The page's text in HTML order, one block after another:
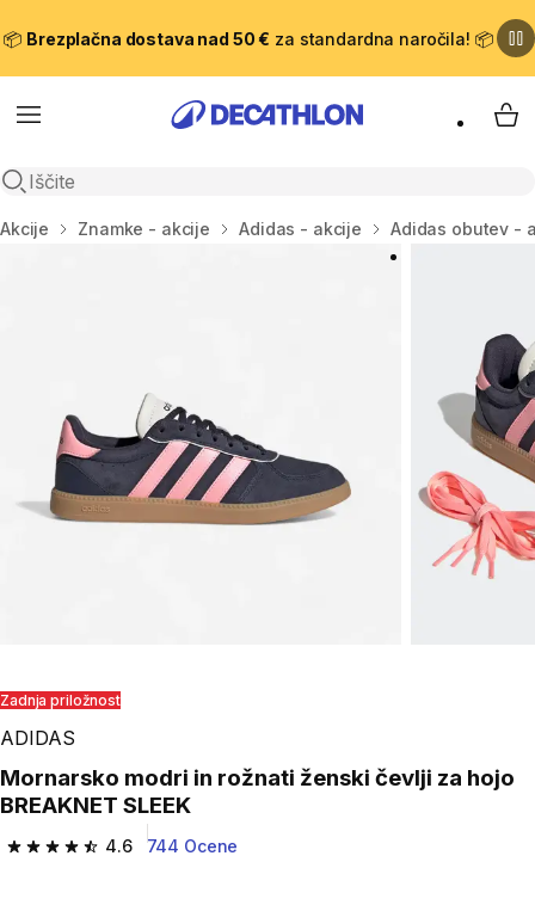
📦 Brezplačna dostava nad 50 € za standardna naročila! 📦
Meni
Odpri iskanje
Domov
Akcije Znamke - akcije Adidas - akcije Adidas obutev -
Zadnja priložnost
ADIDAS
Mornarsko modri in rožnati ženski čevlji za hojo
BREAKNET SLEEK
4.6
4.6 od 5 zvezdic from 744 ocene
744 Ocene